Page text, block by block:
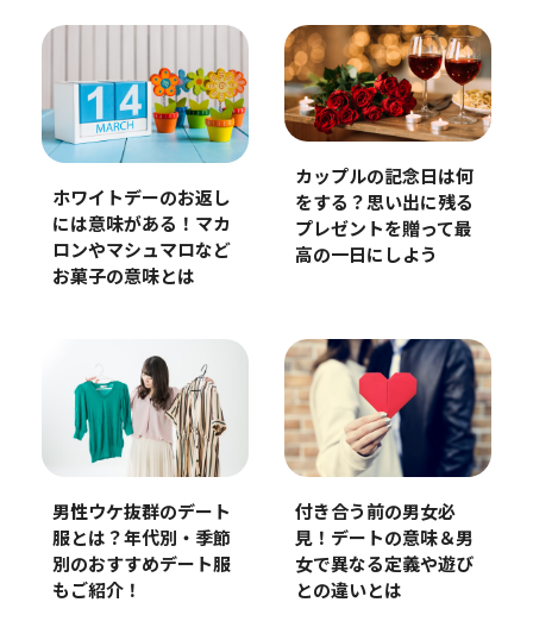
ホワイトデーのお返し
には意味がある！マカ
ロンやマシュマロなど
お菓子の意味とは
カップルの記念日は何
をする？思い出に残る
プレゼントを贈って最
高の一日にしよう
男性ウケ抜群のデート
服とは？年代別・季節
別のおすすめデート服
もご紹介！
付き合う前の男女必
見！デートの意味＆男
女で異なる定義や遊び
との違いとは